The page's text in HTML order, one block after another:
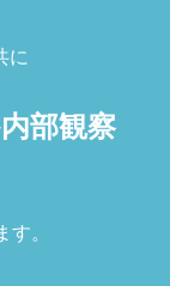
に
部観察
。